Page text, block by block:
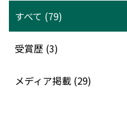
すべて (79)
受賞歴 (3)
メディア掲載 (29)